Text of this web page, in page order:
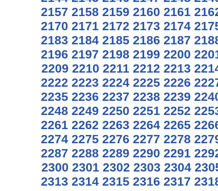
2157 2158 2159 2160 2161
2170 2171 2172 2173 2174
2183 2184 2185 2186 2187
2196 2197 2198 2199 2200
2209 2210 2211 2212 2213
2222 2223 2224 2225 2226
2235 2236 2237 2238 2239
2248 2249 2250 2251 2252
2261 2262 2263 2264 2265
2274 2275 2276 2277 2278
2287 2288 2289 2290 2291
2300 2301 2302 2303 2304
2313 2314 2315 2316 2317